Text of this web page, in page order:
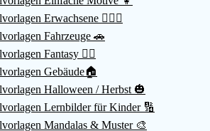
Erwachsene 👱🏻‍♀️
Fahrzeuge 🚗
Fantasy 🧚‍♀️
Gebäude🏠
Halloween / Herbst 🎃
Lernbilder für Kinder 🔢
Mandalas & Muster 🎨